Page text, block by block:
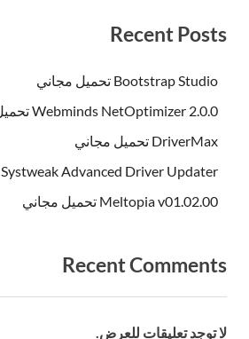
Recent Posts
Bootstrap Studio تحميل مجاني
Webminds NetOptimizer 2.0.0 تحميل مجاني
DriverMax تحميل مجاني
Systweak Advanced Driver Updater تحميل مجاني
Meltopia v01.02.00 تحميل مجاني
Recent Comments
لا توجد تعليقات للعرض.